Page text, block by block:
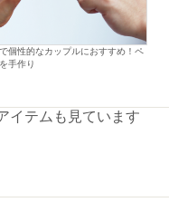
個性的なカップルにおすすめ！ペ
手作り
イテムも見ています